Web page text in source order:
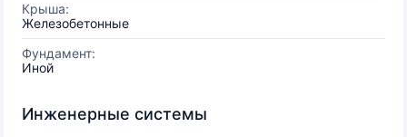
Крыша:
Железобетонные
Фундамент:
Иной
Инженерные системы